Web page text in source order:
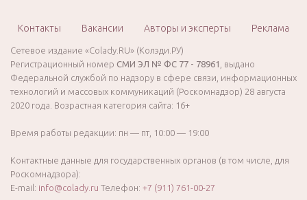
Контакты Вакансии Авторы и эксперты Реклама
Сетевое издание «Colady.RU» (Колэди.РУ)
Регистрационный номер СМИ ЭЛ № ФС 77 - 78961
, выдано
Федеральной службой по надзору в сфере связи, информационных
технологий и массовых коммуникаций (Роскомнадзор) 28 августа
2020 года. Возрастная категория сайта: 16+
Время работы редакции: пн — пт, 10:00 — 19:00
Контактные данные для государственных органов (в том числе, для
Роскомнадзора):
E-mail: info@colady.ru Телефон: +7 (911) 761-00-27